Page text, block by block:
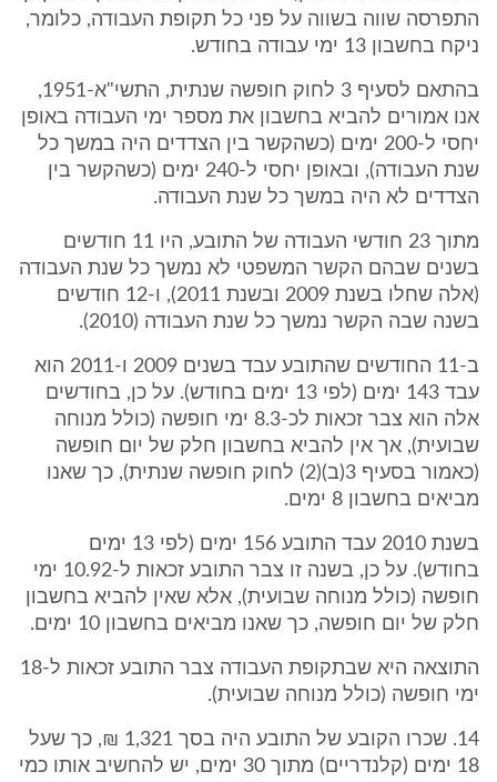
התפרסה שווה בשווה על פני כל תקופת העבודה, כלומר,
ניקח בחשבון 13 ימי עבודה בחודש.
בהתאם לסעיף 3 לחוק חופשה שנתית, התשי"א-1951,
אנו אמורים להביא בחשבון את מספר ימי העבודה באופן
יחסי ל-200 ימים (כשהקשר בין הצדדים היה במשך כל
שנת העבודה), ובאופן יחסי ל-240 ימים (כשהקשר בין
הצדדים לא היה במשך כל שנת העבודה.
מתוך 23 חודשי העבודה של התובע, היו 11 חודשים
בשנים שבהם הקשר המשפטי לא נמשך כל שנת העבודה
(אלה שחלו בשנת 2009 ובשנת 2011), ו-12 חודשים
בשנה שבה הקשר נמשך כל שנת העבודה (2010).
ב-11 החודשים שהתובע עבד בשנים 2009 ו-2011 הוא
עבד 143 ימים (לפי 13 ימים בחודש). על כן, בחודשים
אלה הוא צבר זכאות לכ-8.3 ימי חופשה (כולל מנוחה
שבועית), אך אין להביא בחשבון חלק של יום חופשה
(כאמור בסעיף 3(ב)(2) לחוק חופשה שנתית), כך שאנו
מביאים בחשבון 8 ימים.
בשנת 2010 עבד התובע 156 ימים (לפי 13 ימים
בחודש). על כן, בשנה זו צבר התובע זכאות ל-10.92 ימי
חופשה (כולל מנוחה שבועית), אלא שאין להביא בחשבון
חלק של יום חופשה, כך שאנו מביאים בחשבון 10 ימים.
התוצאה היא שבתקופת העבודה צבר התובע זכאות ל-18
ימי חופשה (כולל מנוחה שבועית).
14. שכרו הקובע של התובע היה בסך 1,321 ₪, כך שעל
18 ימים (קלנדריים) מתוך 30 ימים, יש להחשיב אותו כמי